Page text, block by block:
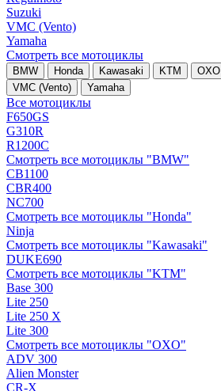
Suzuki
VMC (Vento)
Yamaha
Смотреть все мотоциклы
BMW Honda Kawasaki KTM OXO
VMC (Vento)
Yamaha
Все мотоциклы
F650GS
G310R
R1200C
Смотреть все мотоциклы "BMW"
CB1100
CBR400
NC700
Смотреть все мотоциклы "Honda"
Ninja
Смотреть все мотоциклы "Kawasaki"
DUKE690
Смотреть все мотоциклы "KTM"
Base 300
Lite 250
Lite 250 X
Lite 300
Смотреть все мотоциклы "OXO"
ADV 300
Alien Monster
CR-X